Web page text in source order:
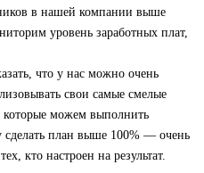
в нашей компании выше
уровень заработных плат,
что у нас можно очень
свои самые смелые
можем выполнить
сделать план выше 100% — очень
кто настроен на результат.